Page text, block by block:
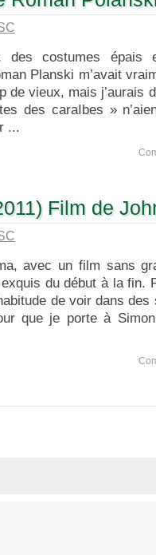
des costumes épais
Planski m’avait
de vieux, mais j’aurais
des caraIbes »
...
Film de
avec un film sans
du début à la fin.
de voir dans
que je porte à